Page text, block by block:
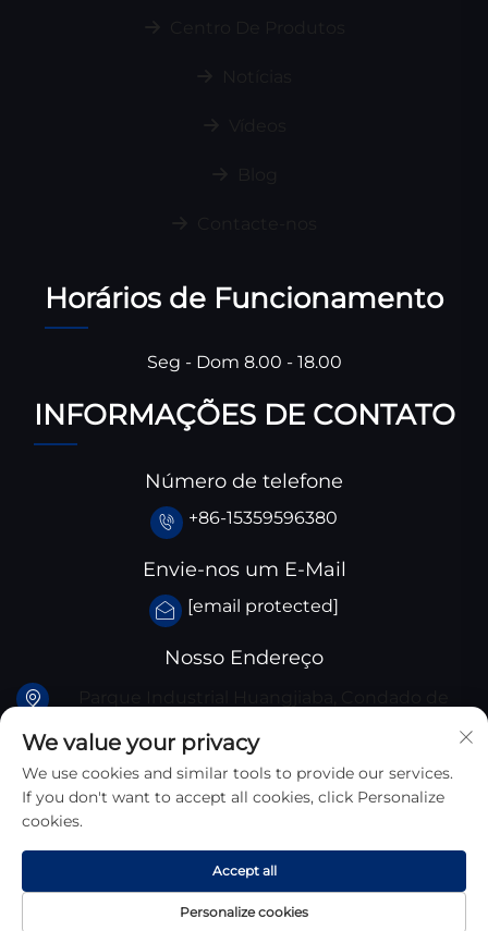
Horários de Funcionamento
Seg - Dom 8.00 - 18.00
INFORMAÇÕES DE CONTATO
Número de telefone
+86-15359596380
Envie-nos um E-Mail
[email protected]
Nosso Endereço
Santai, província de Sichuan, China
Direitos Autorais © 2025 Sichuan Zhongyan New
Materials Technology Co., Ltd. Todos Os Direitos
Reservados
We value your privacy
We use cookies and similar tools to provide our services.
If you don't want to accept all cookies, click Personalize
cookies.
Personalize cookies
Accept all